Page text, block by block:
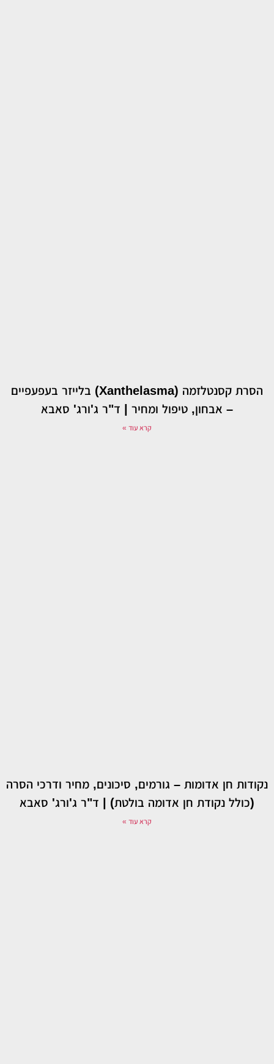
הסרת קסנטלזמה (Xanthelasma) בלייזר בעפעפיים
– אבחון, טיפול ומחיר | ד"ר ג'ורג' סאבא
קרא עוד »
נקודות חן אדומות – גורמים, סיכונים, מחיר ודרכי הסרה
(כולל נקודת חן אדומה בולטת) | ד"ר ג'ורג' סאבא
קרא עוד »